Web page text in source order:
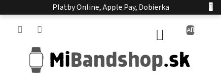
na
Platby Online, Apple Pay, Dobierka
NÁKUPNÝ